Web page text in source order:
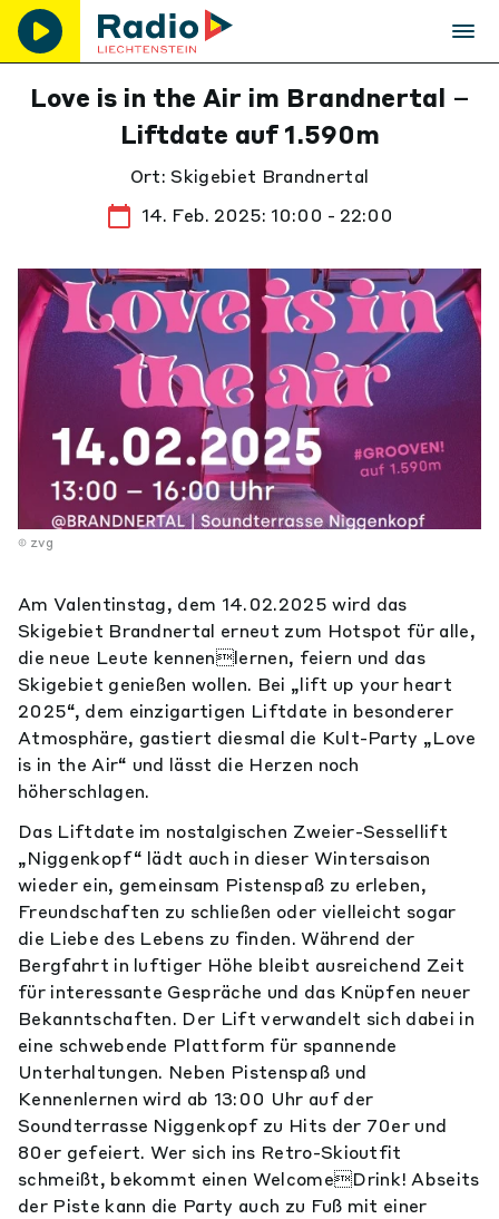
zvg
Love is in the Air im Brandnertal –
Liftdate auf 1.590m
Ort: Skigebiet Brandnertal
14. Feb. 2025: 10:00 - 22:00
Am Valentinstag, dem 14.02.2025 wird das
Skigebiet Brandnertal erneut zum Hotspot für alle,
die neue Leute kennenlernen, feiern und das
Skigebiet genießen wollen. Bei „lift up your heart
2025“, dem einzigartigen Liftdate in besonderer
Atmosphäre, gastiert diesmal die Kult-Party „Love
is in the Air“ und lässt die Herzen noch
höherschlagen.
Das Liftdate im nostalgischen Zweier-Sessellift
„Niggenkopf“ lädt auch in dieser Wintersaison
wieder ein, gemeinsam Pistenspaß zu erleben,
Freundschaften zu schließen oder vielleicht sogar
die Liebe des Lebens zu finden. Während der
Bergfahrt in luftiger Höhe bleibt ausreichend Zeit
für interessante Gespräche und das Knüpfen neuer
Bekanntschaften. Der Lift verwandelt sich dabei in
eine schwebende Plattform für spannende
Unterhaltungen. Neben Pistenspaß und
Kennenlernen wird ab 13:00 Uhr auf der
Soundterrasse Niggenkopf zu Hits der 70er und
80er gefeiert. Wer sich ins Retro-Skioutfit
schmeißt, bekommt einen WelcomeDrink! Abseits
der Piste kann die Party auch zu Fuß mit einer